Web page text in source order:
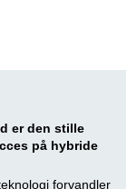
er den stille
på hybride
forvandler